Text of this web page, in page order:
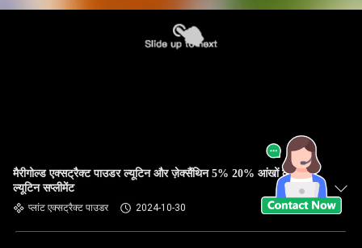
मैरीगोल्ड एक्सट्रैक्ट पाउडर ल्यूटिन और ज़ेक्सैंथिन 5% 20% आंखों के लिए
ल्यूटिन सप्लीमेंट
प्लांट एक्सट्रैक्ट पाउडर 2024-10-30